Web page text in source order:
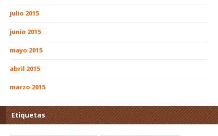
julio 2015
junio 2015
mayo 2015
abril 2015
marzo 2015
Etiquetas